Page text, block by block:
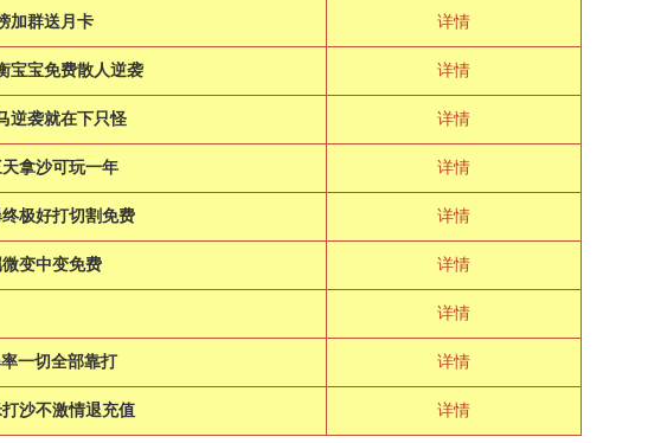
加群送月卡 详情
宝宝免费散人逆袭 详情
逆袭就在下只怪 详情
拿沙可玩一年 详情
极好打切割免费 详情
变中变免费 详情
详情
一切全部靠打 详情
沙不激情退充值 详情